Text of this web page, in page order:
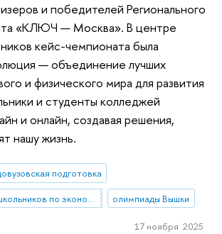
и победителей Регионального
«КЛЮЧ — Москва». В центре
кейс-чемпионата была
— объединение лучших
и физического мира для развития
и студенты колледжей
и онлайн, создавая решения,
нашу жизнь.
подготовка
олимпиады Вышки
17 ноября 2025